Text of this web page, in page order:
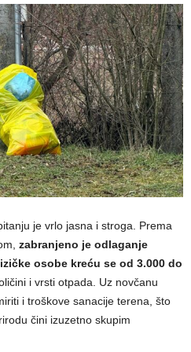
je vrlo jasna i stroga. Prema
zabranjeno je odlaganje
osobe kreću se od 3.000 do
i vrsti otpada. Uz novčanu
i troškove sanacije terena, što
čini izuzetno skupim